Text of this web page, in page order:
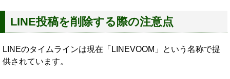
LINE投稿を削除する際の注意点
LINEのタイムラインは現在「LINEVOOM」という名称で提
供されています。